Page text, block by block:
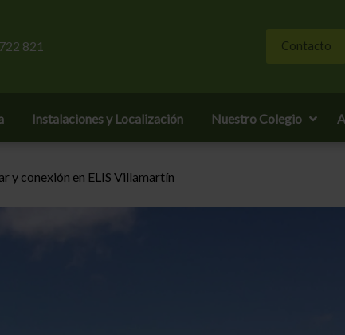
821 Contacto
Instalaciones y Localización Nuestro Colegio
y conexión en ELIS Villamartín